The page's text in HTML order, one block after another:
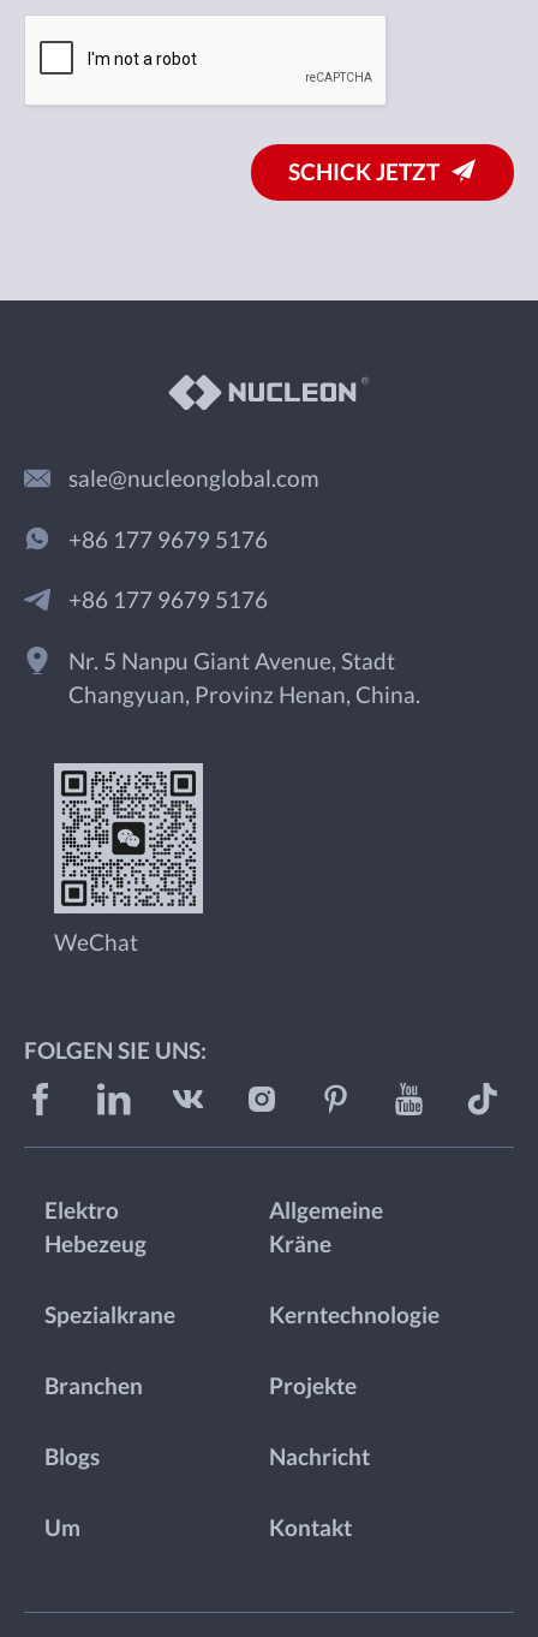
SCHICK JETZT
sale@nucleonglobal.com
+86 177 9679 5176
+86 177 9679 5176
Nr. 5 Nanpu Giant Avenue, Stadt
Changyuan, Provinz Henan, China.
WeChat
FOLGEN SIE UNS:
Elektro
Hebezeug
Allgemeine
Kräne
Spezialkrane Kerntechnologie
Branchen Projekte
Blogs Nachricht
Um Kontakt